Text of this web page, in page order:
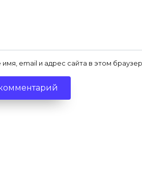
имя, email и адрес сайта в этом